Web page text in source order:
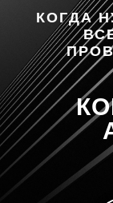
КОГДА